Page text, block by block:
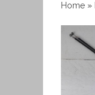
Home »